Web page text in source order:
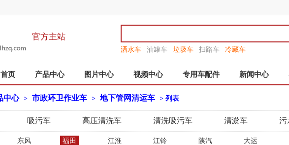
官方主站
洒水车 油罐车 垃圾车 扫路车 冷藏车
首页 产品中心 图片中心 视频中心 专用车配件 新闻中心
中心 > 市政环卫作业车 > 地下管网清运车 > 列表
吸污车 高压清洗车 清洗吸污车 清淤车 污
东风 福田 江淮 江铃 陕汽 大运